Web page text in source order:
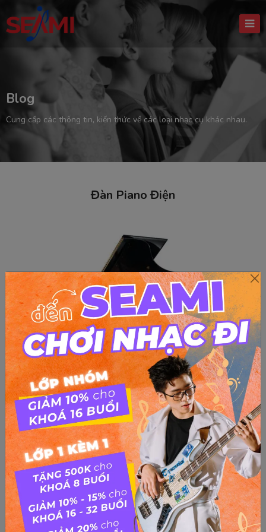
Blog
Cung cấp các thông tin, kiến thức về các loại nhạc cụ khác nhau.
Đàn Piano Điện
Đàn Piano Điện Và Đàn Cơ – 4 Điểm Lưu Ý Cho Người
Mới Học Piano
Khi bắt đầu học piano, việc đầu tiên cần làm là sắm cho bản
thân một chiếc đàn. Nhưng người mới học piano ắt hẳn sẽ
đắn đo không biết nên chọn đàn cơ hay là đàn điện. Ở bài
viết này, SEAMI sẽ cung cấp cho bạn thông tin,...